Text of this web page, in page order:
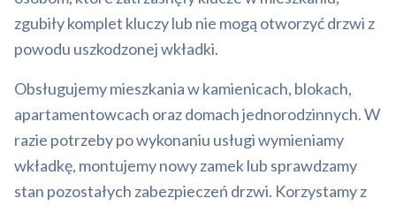
zgubiły komplet kluczy lub nie mogą otworzyć drzwi z
powodu uszkodzonej wkładki.
Obsługujemy mieszkania w kamienicach, blokach,
apartamentowcach oraz domach jednorodzinnych. W
razie potrzeby po wykonaniu usługi wymieniamy
wkładkę, montujemy nowy zamek lub sprawdzamy
stan pozostałych zabezpieczeń drzwi. Korzystamy z